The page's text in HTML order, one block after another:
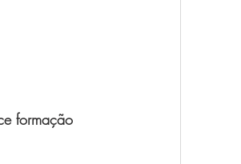
formação